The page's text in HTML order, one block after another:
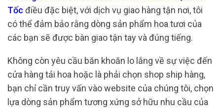
Tốc điều đặc biệt, với dịch vụ giao hàng tận nơi, tôi
có thể đảm bảo rằng dòng sản phẩm hoa tươi của
các bạn sẽ được bàn giao tận tay và đúng tiếng.
Không còn yêu cầu băn khoăn lo lắng về sự việc đến
cửa hàng tải hoa hoặc là phải chọn shop ship hàng,
bạn chỉ cần truy vấn vào website của chúng tôi, chọn
lựa dòng sản phẩm tương xứng sở hữu nhu cầu của